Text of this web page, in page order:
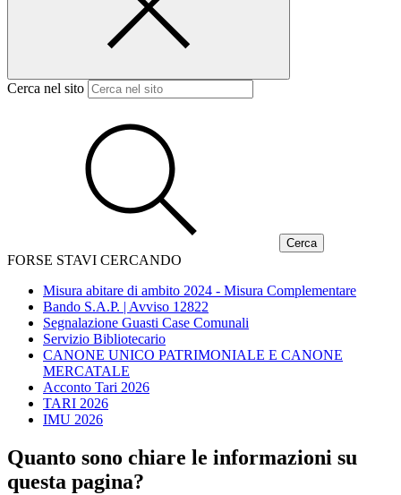
Cerca nel sito
FORSE STAVI CERCANDO
Misura abitare di ambito 2024 - Misura Complementare
Bando S.A.P. | Avviso 12822
Segnalazione Guasti Case Comunali
Servizio Bibliotecario
CANONE UNICO PATRIMONIALE E CANONE
MERCATALE
Acconto Tari 2026
TARI 2026
IMU 2026
Quanto sono chiare le informazioni su
questa pagina?